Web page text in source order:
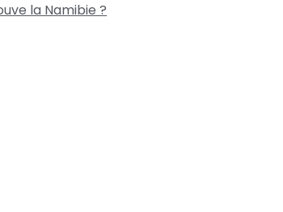
la Namibie ?